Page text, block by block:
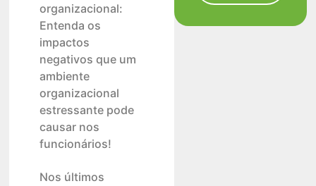
organizacional:
Entenda os
impactos
negativos que um
ambiente
organizacional
estressante pode
causar nos
funcionários!
Nos últimos